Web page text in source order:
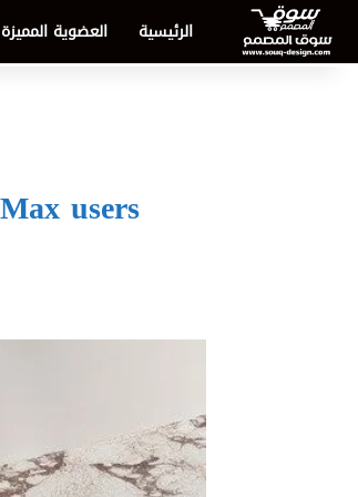
الرئيسية العضوية المميزة
users